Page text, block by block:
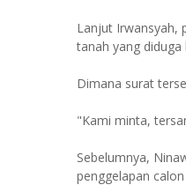
Lanjut Irwansyah,
tanah yang
Dimana surat
"Kami minta,
Sebelumnya,
penggelapan